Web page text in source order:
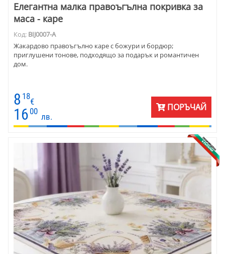
Елегантна малка правоъгълна покривка за
маса - каре
Код: BIJ0007-A
Жакардово правоъгълно каре с божури и бордюр;
приглушени тонове, подходящо за подарък и романтичен
дом.
8 18
€
16 00
лв.
ПОРЪЧАЙ